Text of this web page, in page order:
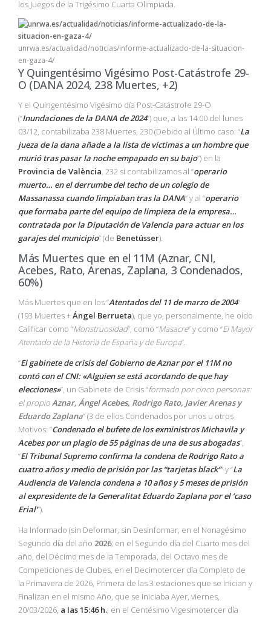
los Juegos de la Trigésimo Cuarta Olimpiada.
unrwa.es/actualidad/noticias/informe-actualizado-de-la-situacion-
en-gaza-4/
Y Quingentésimo Vigésimo Post-Catástrofe 29-
O (DANA 2024, 238 Muertes, +2)
Y el Quingentésimo Vigésimo día Post-Catástrofe 29-O
(“Inundaciones de la DANA de 2024”) que, a las 14:00 del lunes
03/12, contabilizaba 238 Muertes, 230 (Debido al Último caso: “La
jueza de la dana añade a la lista de víctimas a un hombre que
murió tras pasar la noche empapado en su bajo”) en la
Provincia de València, 232 si contabilizamos al “operario
muerto… en el derrumbe del techo de un colegio de
Massanassa cuando limpiaban tras la DANA” y al “operario
que formaba parte del equipo de limpieza de la empresa…
contratada por la Diputación de Valencia para actuar en los
garajes del municipio” (de Benetússer).
Más Muertes que en el 11M (Aznar, CNI,
Acebes, Rato, Arenas, Zaplana, 3 Condenados,
60%)
Más Muertes que en los “Atentados del 11 de marzo de 2004”
(193 Muertes +Ángel Berrueta), que yo, personalmente, he oído
Calificar como “Monstruosidad”, como “Masacre” y como “El Mayor
Atentado de la Historia de España y de Europa”.
“El gabinete de crisis del Gobierno de Aznar por el 11M no
contó con el CNI: «Alguien se está acordando de que hay
elecciones»”, un Gabinete de Crisis “formado por cinco personas:
el propioAznar, Ángel Acebes, Rodrigo Rato, Javier Arenas y
Eduardo Zaplana” (3 de ellos Condenados por unos u otros
Motivos: “Condenado el bufete de los exministros Michavila y
Acebes por un plagio de 55 páginas de una de sus abogadas”,
“El Tribunal Supremo confirma la condena de Rodrigo Rato a
cuatro años y medio de prisión por las “tarjetas black”” y “La
Audiencia de Valencia condena a 10 años y 5 meses de prisión
al expresidente de la Generalitat Eduardo Zaplana por el ‘caso
Erial’”).
Ha Informado (sin Deformar, sin Desinformar, en el Nonagésimo
Segundo día del año 2026; en el Segundo día del Cuarto mes del
año, del Décimo mes de la Temporada, del Octavo mes de
Competiciones de Clubes, en el Decimotercer día Completo de
la Primavera de 2026, Primera de las 3 estaciones que se Inician y
Finalizan en el mismo Año, que se Iniciaba Ayer, viernes,
20/03/2026, a las 15:46 h.; en el Centésimo Vigesimotercer día